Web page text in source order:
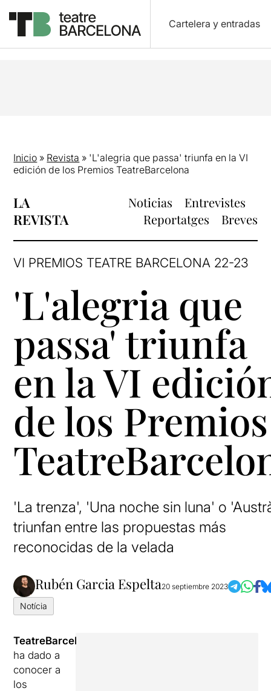
Cartelera y entradas
Inicio » Revista » 'L'alegria que passa' triunfa en la VI
edición de los Premios TeatreBarcelona
LA
REVISTA
Noticias
Entrevistes
Reportatges
Breves
VI PREMIOS TEATRE BARCELONA 22-23
'L'alegria que
passa' triunfa
en la VI
de los Premios
'La trenza', 'Una noche sin luna' o
triunfan entre las propuestas más
reconocidas de la velada
Rubén Garcia Espelta20 septiembre 2023
Notícia
TeatreBarcelona
ha dado a
conocer a
los